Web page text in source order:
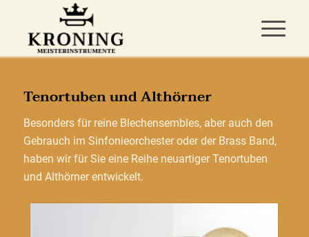
Tenortuben und Althörner
Besonders für reine Blechensembles, aber auch den
Gebrauch im Sinfonieorchester oder der Brass Band,
haben wir für Sie eine Reihe neuartiger Tenortuben
und Althörner entwickelt.